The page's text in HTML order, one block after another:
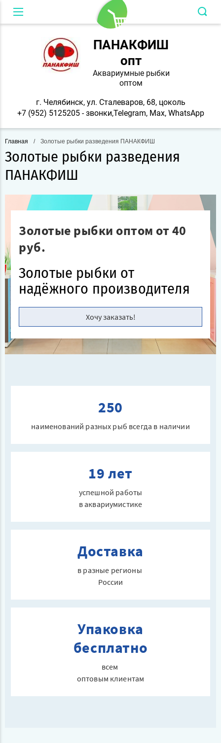
Вход в кабинет
ПАНАКФИШ
опт
Аквариумные рыбки
оптом
г. Челябинск, ул. Сталеваров, 68, цоколь
+7 (952) 5125205 - звонки,Telegram, Max, WhatsApp
Главная / Золотые рыбки разведения ПАНАКФИШ
Золотые рыбки разведения
ПАНАКФИШ
Золотые рыбки оптом от 40
руб.
Золотые рыбки от
надёжного производителя
Хочу заказать!
250
наименований разных рыб всегда в наличии
19 лет
успешной работы
в аквариумистике
Доставка
в разные регионы
России
Упаковка
бесплатно
всем
оптовым клиентам